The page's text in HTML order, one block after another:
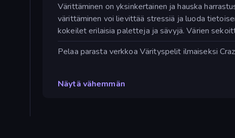
Värittäminen on yksinkertainen ja hauska
värittäminen voi lievittää stressiä ja luoda
kokeilet erilaisia paletteja ja sävyjä. Värien
Pelaa parasta verkkoa Värityspelit ilmaiseksi
Näytä vähemmän